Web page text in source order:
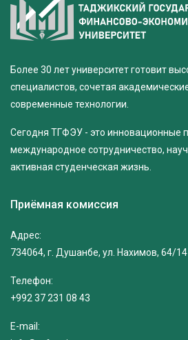
Более 30 лет университет готовит
специалистов, сочетая
современные технологии.
Сегодня ТГФЭУ - это инновационные
международное сотрудничество,
активная студенческая жизнь.
Приёмная комиссия
Адрес:
734064, г. Душанбе, ул. Нахимов, 64/14
Телефон:
+992 37 231 08 43
E-mail: